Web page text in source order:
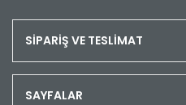
SİPARİŞ VE TESLİMAT
SAYFALAR